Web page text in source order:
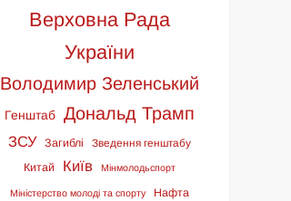
Верховна Рада
України
Володимир Зеленський
Генштаб Дональд Трамп
ЗСУ Загиблі
Зведення генштабу
Китай
Київ Мінмолодьспорт
Міністерство молоді та спорту Нафта